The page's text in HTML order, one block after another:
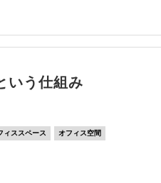
いう仕組み
ィススペース オフィス空間